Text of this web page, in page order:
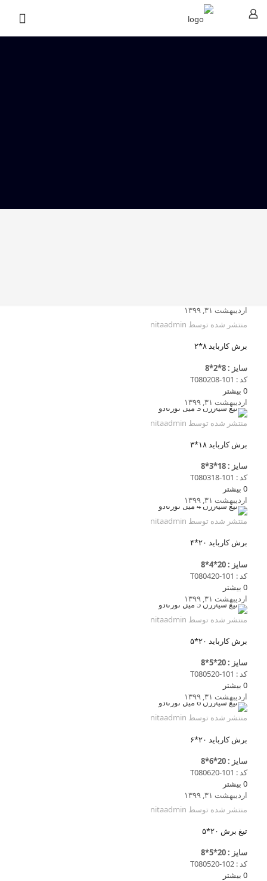
اردیبهشت ۳۱, ۱۳۹۹
منتشر شده توسط nitaadmin
برش کارباید ۸*۲
سایز : 8*2*8
کد : T080208-101
0 بیشتر
اردیبهشت ۳۱, ۱۳۹۹
منتشر شده توسط nitaadmin
برش کارباید ۱۸*۳
سایز : 18*3*8
کد : T080318-101
0 بیشتر
اردیبهشت ۳۱, ۱۳۹۹
منتشر شده توسط nitaadmin
برش کارباید ۲۰*۴
سایز : 20*4*8
کد : T080420-101
0 بیشتر
اردیبهشت ۳۱, ۱۳۹۹
منتشر شده توسط nitaadmin
برش کارباید ۲۰*۵
سایز : 20*5*8
کد : T080520-101
0 بیشتر
اردیبهشت ۳۱, ۱۳۹۹
منتشر شده توسط nitaadmin
برش کارباید ۲۰*۶
سایز : 20*6*8
کد : T080620-101
0 بیشتر
اردیبهشت ۳۱, ۱۳۹۹
منتشر شده توسط nitaadmin
تیغ برش ۲۰*۵
سایز : 20*5*8
کد : T080520-102
0 بیشتر